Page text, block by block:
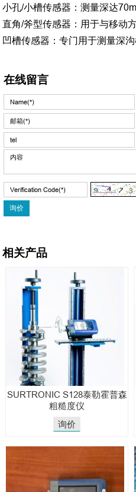
小孔/小槽传感器：测量深达
直角/斧型传感器：用于与移动
凹槽传感器：专门用于测量深
在线留言
相关产品
SURTRONIC S128泰勒霍普森
粗糙度仪
询价